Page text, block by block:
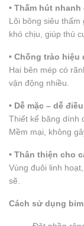
• Thấm hút
Lõi bông siêu
khó chịu, giúp thú
• Chống trào hiệu
Hai bên mép có
vận động nhiều.
• Dễ mặc – dễ
Thiết kế băng dính
Mềm mại, không
• Thân thiện cho
Vùng đuôi linh
sẽ.
Cách sử dụng